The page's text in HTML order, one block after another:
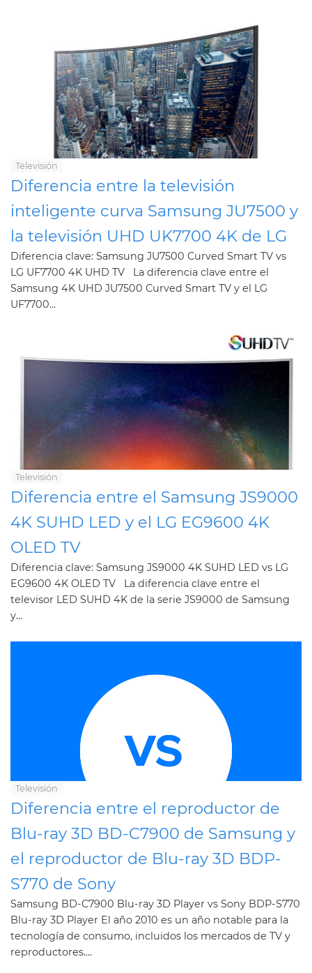
Televisión
Diferencia entre la televisión
inteligente curva Samsung JU7500 y
la televisión UHD UK7700 4K de LG
Diferencia clave: Samsung JU7500 Curved Smart TV vs
LG UF7700 4K UHD TV La diferencia clave entre el
Samsung 4K UHD JU7500 Curved Smart TV y el LG
UF7700...
Televisión
Diferencia entre el Samsung JS9000
4K SUHD LED y el LG EG9600 4K
OLED TV
Diferencia clave: Samsung JS9000 4K SUHD LED vs LG
EG9600 4K OLED TV La diferencia clave entre el
televisor LED SUHD 4K de la serie JS9000 de Samsung
y...
Televisión
Diferencia entre el reproductor de
Blu-ray 3D BD-C7900 de Samsung y
el reproductor de Blu-ray 3D BDP-
S770 de Sony
Samsung BD-C7900 Blu-ray 3D Player vs Sony BDP-S770
Blu-ray 3D Player El año 2010 es un año notable para la
tecnología de consumo, incluidos los mercados de TV y
reproductores....